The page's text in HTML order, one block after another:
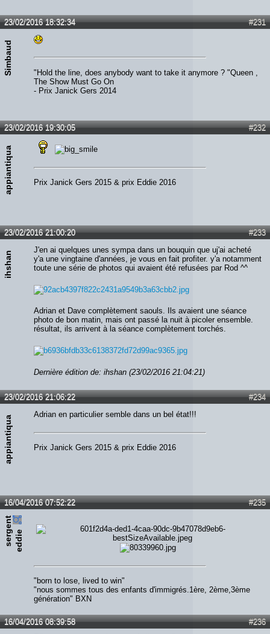
#231
23/02/2016 18:32:34
Simbaud
"Hold the line, does anybody want to take it anymore ? "Queen ,
The Show Must Go On
- Prix Janick Gers 2014
#232
23/02/2016 19:30:05
appiantiqua Prix Janick Gers 2015 & prix Eddie 2016
#233
23/02/2016 21:00:20
ihshan
J'en ai quelques unes sympa dans un bouquin que uj'ai acheté
y'a une vingtaine d'années, je vous en fait profiter. y'a notamment
toute une série de photos qui avaient été refusées par Rod ^^
Adrian et Dave complètement saouls. Ils avaient une séance
photo de bon matin, mais ont passé la nuit à picoler ensemble.
résultat, ils arrivent à la séance complètement torchés.
Dernière édition de: ihshan (23/02/2016 21:04:21)
#234
23/02/2016 21:06:22
appiantiqua
Adrian en particulier semble dans un bel état!!!
Prix Janick Gers 2015 & prix Eddie 2016
#235
16/04/2016 07:52:22
s
e
rg
e
n
t
e
d
d
ie
"born to lose, lived to win"
"nous sommes tous des enfants d'immigrés.1ère, 2ème,3ème
génération" BXN
#236
16/04/2016 08:39:58